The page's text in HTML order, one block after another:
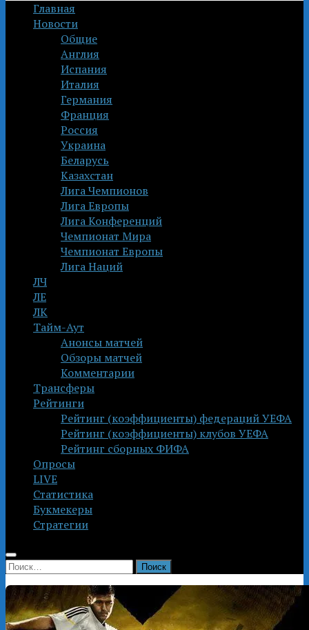
Главная
Новости
Общие
Англия
Испания
Италия
Германия
Франция
Россия
Украина
Беларусь
Казахстан
Лига Чемпионов
Лига Европы
Лига Конференций
Чемпионат Мира
Чемпионат Европы
Лига Наций
ЛЧ
ЛЕ
ЛК
Тайм-Аут
Анонсы матчей
Обзоры матчей
Комментарии
Трансферы
Рейтинги
Рейтинг (коэффициенты) федераций УЕФА
Рейтинг (коэффициенты) клубов УЕФА
Рейтинг сборных ФИФА
Опросы
LIVE
Статистика
Букмекеры
Стратегии
Найти: